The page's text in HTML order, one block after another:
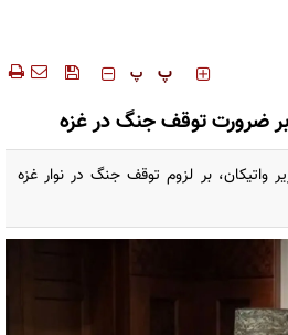
‍‍‍ پ پ
بر ضرورت توقف جنگ در غزه
واتیکان، بر لزوم توقف جنگ در نوار غزه